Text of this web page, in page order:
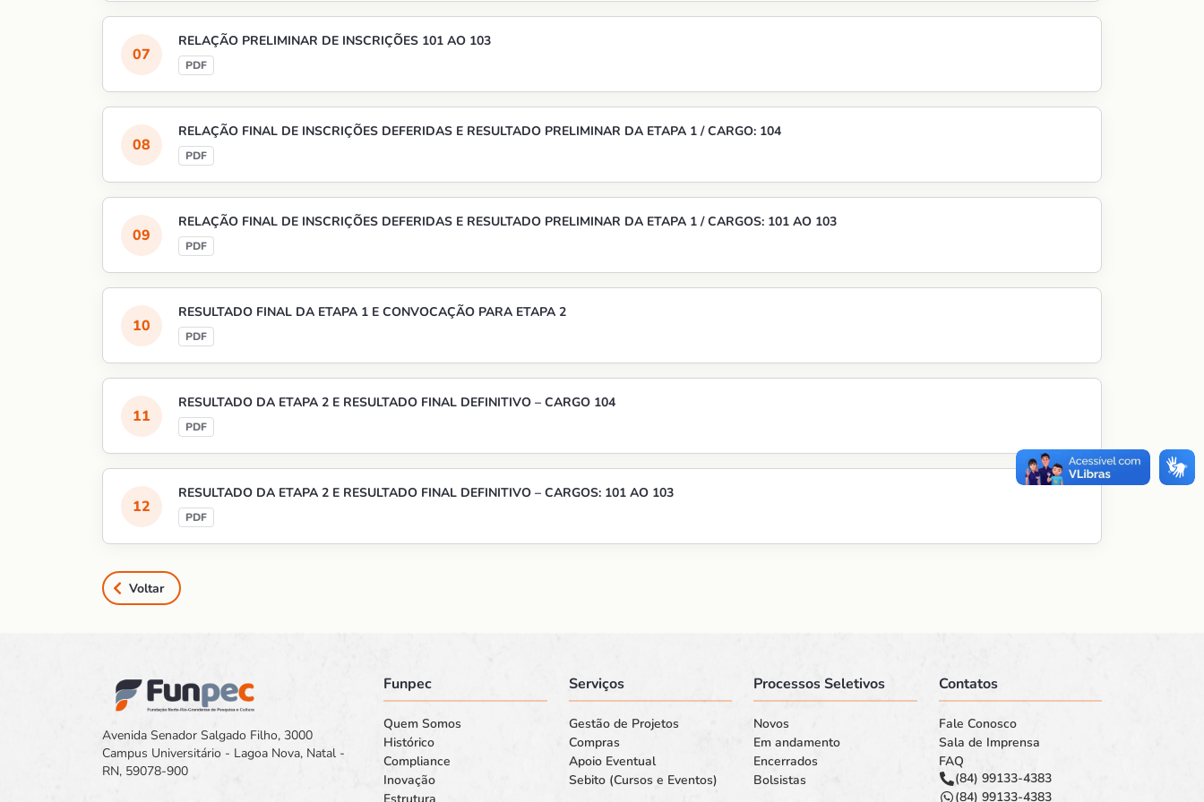
RELAÇÃO PRELIMINAR DE INSCRIÇÕES 101 AO 103
RELAÇÃO FINAL DE INSCRIÇÕES DEFERIDAS E RESULTADO PRELIMINAR DA ETAPA 1 / CARGO: 104
RELAÇÃO FINAL DE INSCRIÇÕES DEFERIDAS E RESULTADO PRELIMINAR DA ETAPA 1 / CARGOS: 101 AO 103
RESULTADO FINAL DA ETAPA 1 E CONVOCAÇÃO PARA ETAPA 2
RESULTADO DA ETAPA 2 E RESULTADO FINAL DEFINITIVO – CARGO 104
RESULTADO DA ETAPA 2 E RESULTADO FINAL DEFINITIVO – CARGOS: 101 AO 103
Voltar
Avenida Senador Salgado Filho, 3000
Campus Universitário - Lagoa Nova, Natal -
RN, 59078-900
Funpec
Quem Somos
Histórico
Compliance
Inovação
Serviços
Gestão de Projetos
Compras
Apoio Eventual
Sebito (Cursos e Eventos)
Processos Seletivos
Novos
Em andamento
Encerrados
Bolsistas
Contatos
Fale Conosco
Sala de Imprensa
FAQ
(84) 99133-4383
(84) 99133-4383